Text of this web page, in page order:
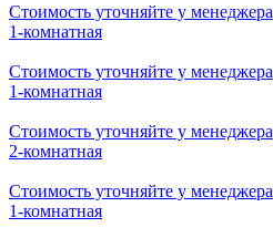
Стоимость уточняйте у менеджера
1-комнатная
Стоимость уточняйте у менеджера
1-комнатная
Стоимость уточняйте у менеджера
2-комнатная
Стоимость уточняйте у менеджера
1-комнатная